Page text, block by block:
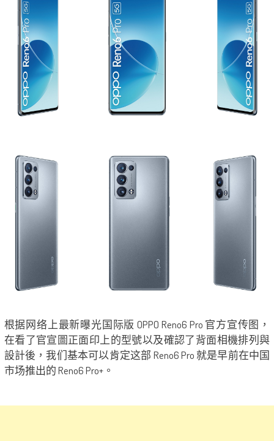
根据网络上最新曝光国际版 OPPO Reno6 Pro 官方宣传图，
在看了官宣圖正面印上的型號以及確認了背面相機排列與
設計後，我们基本可以肯定这部 Reno6 Pro 就是早前在中国
市场推出的 Reno6 Pro+。